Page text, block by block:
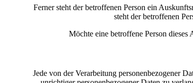
Ferner steht der betroffenen Person ein
steht der betroffenen
Möchte eine betroffene Person
Jede von der Verarbeitung personenbezogener